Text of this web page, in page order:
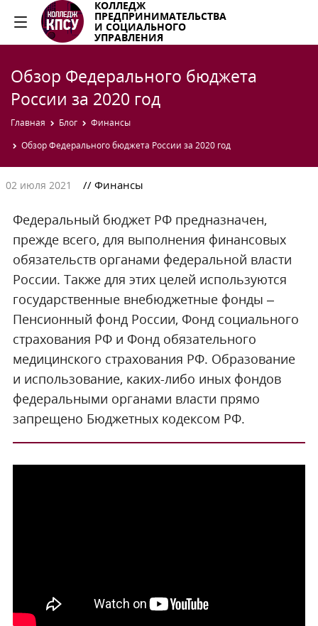
КОЛЛЕДЖ
ПРЕДПРИНИМАТЕЛЬСТВА
И СОЦИАЛЬНОГО
УПРАВЛЕНИЯ
Обзор Федерального бюджета
России за 2020 год
Главная Блог
Финансы
Обзор Федерального бюджета России за 2020 год
02 июля 2021 // Финансы
Федеральный бюджет РФ предназначен,
прежде всего, для выполнения финансовых
обязательств органами федеральной власти
России. Также для этих целей используются
государственные внебюджетные фонды –
Пенсионный фонд России, Фонд социального
страхования РФ и Фонд обязательного
медицинского страхования РФ. Образование
и использование, каких-либо иных фондов
федеральными органами власти прямо
запрещено Бюджетных кодексом РФ.